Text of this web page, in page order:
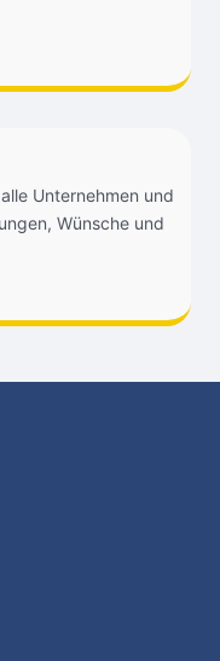
Unternehmen und
Wünsche und